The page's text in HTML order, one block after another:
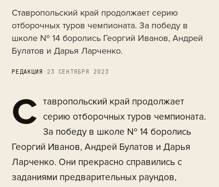
Ставропольский край продолжает серию
отборочных туров чемпионата. За победу в
школе № 14 боролись Георгий Иванов, Андрей
Булатов и Дарья Ларченко.
РЕДАКЦИЯ · 23 СЕНТЯБРЯ 2023
С тавропольский край продолжает
серию отборочных туров чемпионата.
За победу в школе № 14 боролись
Георгий Иванов, Андрей Булатов и Дарья
Ларченко. Они прекрасно справились с
заданиями предварительных раундов,